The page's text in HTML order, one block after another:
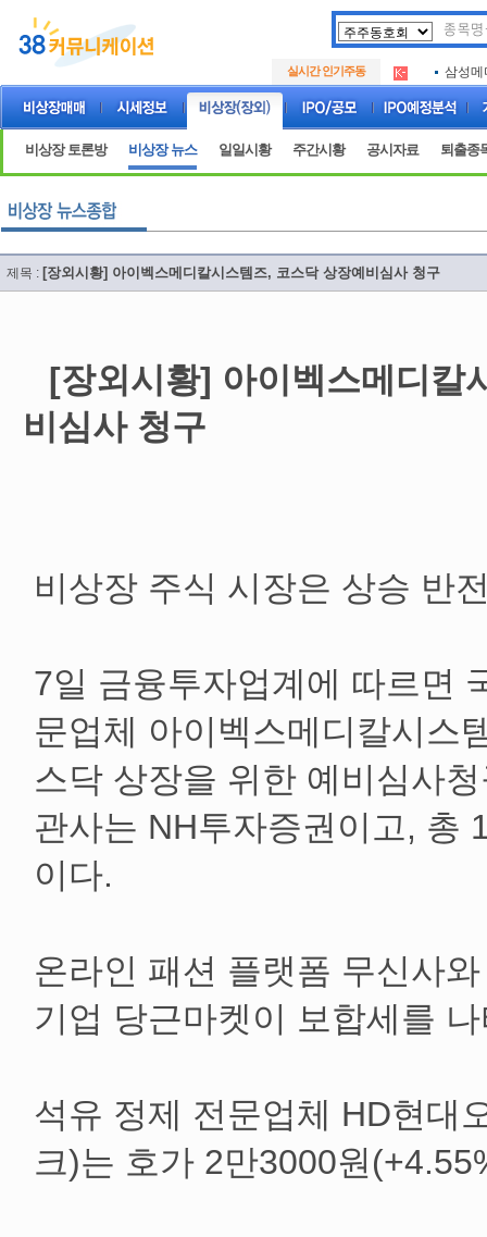
실시간 인기주동
.
아크로
삼성메
.
아하
.
아크로
삼성메
.
아하
비상장 토론방 비상장 뉴스 일일시황 주간시황 공시자료 퇴출종
제목 : [장외시황] 아이벡스메디칼시스템즈, 코스닥 상장예비심사 청구
[장외시황] 아이벡스메디칼
비심사 청구
비상장 주식 시장은 상승 반
7일 금융투자업계에 따르면
문업체 아이벡스메디칼시스
스닥 상장을 위한 예비심사
관사는 NH투자증권이고, 총
이다.
온라인 패션 플랫폼 무신사
기업 당근마켓이 보합세를
석유 정제 전문업체 HD현대
크)는 호가 2만3000원